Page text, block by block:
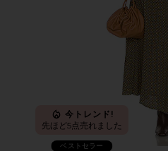
今トレンド!
先ほど5点売れました
ベストセラー